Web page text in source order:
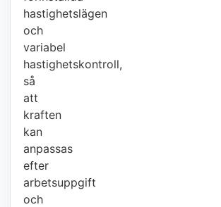
hastighetslägen
och
variabel
hastighetskontroll,
så
att
kraften
kan
anpassas
efter
arbetsuppgift
och